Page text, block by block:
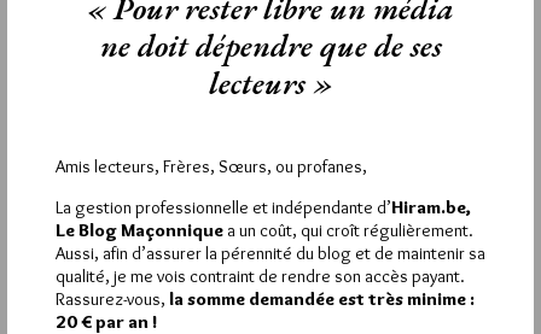
28 OCTOBRE 2018 À 18H10 / RÉPONDRE
Suppôts ? Ils nous prends qui celui-là ?
Satan c’est nous tous, je me suis démultiplier
BOUH !
BILDIOU
4 NOVEMBRE 2018 À 11H34 / RÉPONDRE
Attention aux fautes d’orthographe……….
ne doit dépendre que de ses
lecteurs »
Amis lecteurs, Frères, Sœurs, ou profanes,
La gestion professionnelle et indépendante d’Hiram.be,
Le Blog Maçonnique a un coût, qui croît régulièrement.
Aussi, afin d’assurer la pérennité du blog et de maintenir sa
qualité, je me vois contraint de rendre son accès payant.
Rassurez-vous, la somme demandée est très minime :
20 € par an !